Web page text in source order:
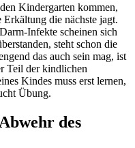
Kindergarten kommen,
die nächste jagt.
Infekte scheinen sich
steht schon die
das auch sein mag, ist
Teil der kindlichen
Kindes muss erst lernen,
Übung.
des